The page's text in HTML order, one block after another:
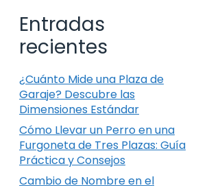
Entradas
recientes
¿Cuánto Mide una Plaza de
Garaje? Descubre las
Dimensiones Estándar
Cómo Llevar un Perro en una
Furgoneta de Tres Plazas: Guía
Práctica y Consejos
Cambio de Nombre en el